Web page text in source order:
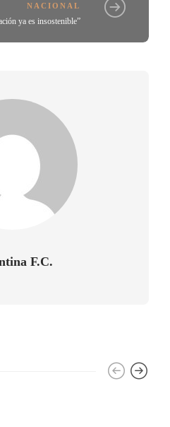
NACIONAL
ya es insostenible”
F.C.